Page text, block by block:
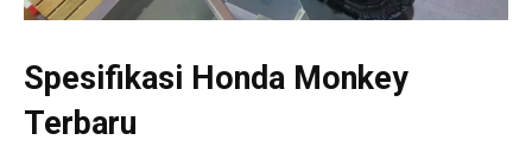
Spesifikasi Honda Monkey
Terbaru